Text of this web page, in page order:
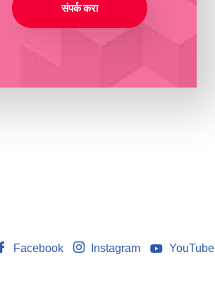
संपर्क करा
Facebook Instagram YouTube